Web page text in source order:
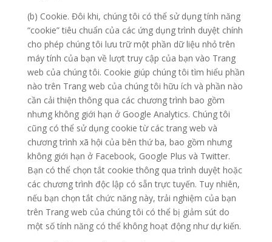
(b) Cookie. Đôi khi, chúng tôi có thể sử dụng tính năng
“cookie” tiêu chuẩn của các ứng dụng trình duyệt chính
cho phép chúng tôi lưu trữ một phần dữ liệu nhỏ trên
máy tính của bạn về lượt truy cập của bạn vào Trang
web của chúng tôi. Cookie giúp chúng tôi tìm hiểu phần
nào trên Trang web của chúng tôi hữu ích và phần nào
cần cải thiện thông qua các chương trình bao gồm
nhưng không giới hạn ở Google Analytics. Chúng tôi
cũng có thể sử dụng cookie từ các trang web và
chương trình xã hội của bên thứ ba, bao gồm nhưng
không giới hạn ở Facebook, Google Plus và Twitter.
Bạn có thể chọn tắt cookie thông qua trình duyệt hoặc
các chương trình độc lập có sẵn trực tuyến. Tuy nhiên,
nếu bạn chọn tắt chức năng này, trải nghiệm của bạn
trên Trang web của chúng tôi có thể bị giảm sút do
một số tính năng có thể không hoạt động như dự kiến.